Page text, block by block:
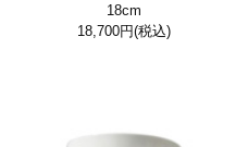
18cm
18,700円(税込)